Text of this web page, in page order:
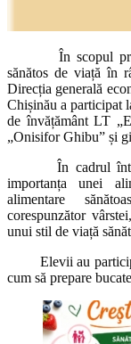
În scopul
sănătos de viață în
Direcția generală
Chișinău a participat
de învățământ LT
„Onisifor Ghibu” și
În cadrul
importanța unei
alimentare
corespunzător
unui stil de viață
Elevii au
cum să prepare